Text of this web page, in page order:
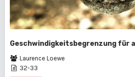
Geschwindigkeitsbegrenzung für
Laurence Loewe
32-33